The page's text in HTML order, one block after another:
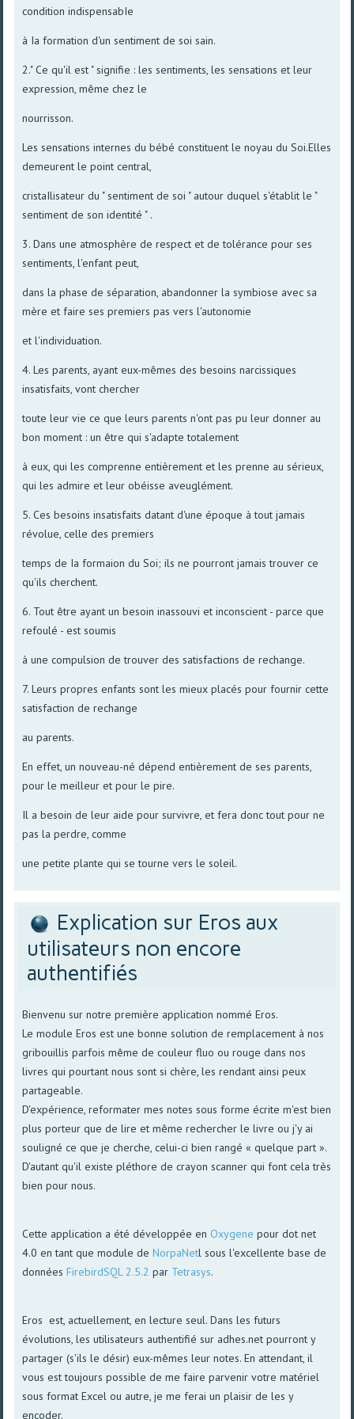
condition indispensabIe
à Ia formation d'un sentiment de soi sain.
2." Ce qu'il est " signifie : les sentiments, les sensations et leur
expression, même chez le
nourrisson.
Les sensations internes du bébé constituent le noyau du Soi.Elles
demeurent le point central,
cristaIlisateur du " sentiment de soi " autour duquel s'établit le "
sentiment de son identité " .
3. Dans une atmosphère de respect et de tolérance pour ses
sentiments, l'enfant peut,
dans la phase de séparation, abandonner la symbiose avec sa
mère et faire ses premiers pas vers l'autonomie
et l'individuation.
4. Les parents, ayant eux-mêmes des besoins narcissiques
insatisfaits, vont chercher
toute leur vie ce que leurs parents n'ont pas pu leur donner au
bon moment : un être qui s'adapte totalement
à eux, qui les comprenne entièrement et les prenne au sérieux,
qui les admire et leur obéisse aveuglément.
5. Ces besoins insatisfaits datant d'une époque à tout jamais
révolue, celle des premiers
temps de Ia formaion du Soi; ils ne pourront jamais trouver ce
qu'ils cherchent.
6. Tout être ayant un besoin inassouvi et inconscient - parce que
refoulé - est soumis
à une compulsion de trouver des satisfactions de rechange.
7. Leurs propres enfants sont les mieux placés pour fournir cette
satisfaction de rechange
au parents.
En effet, un nouveau-né dépend entièrement de ses parents,
pour le meilleur et pour le pire.
Il a besoin de leur aide pour survivre, et fera donc tout pour ne
pas la perdre, comme
une petite plante qui se tourne vers le soleil.
Explication sur Eros aux
utilisateurs non encore
authentifiés
Bienvenu sur notre première application nommé Eros.
Le module Eros est une bonne solution de remplacement à nos
gribouillis parfois même de couleur fluo ou rouge dans nos
livres qui pourtant nous sont si chère, les rendant ainsi peux
partageable.
D'expérience, reformater mes notes sous forme écrite m'est bien
plus porteur que de lire et même rechercher le livre ou j'y ai
souligné ce que je cherche, celui-ci bien rangé « quelque part ».
D'autant qu'il existe pléthore de crayon scanner qui font cela très
bien pour nous.
Cette application a été développée en Oxygene pour dot net
4.0 en tant que module deNorpaNetl sous l'excellente base de
donnéesFirebirdSQL 2.5.2 par Tetrasys.
Eros est, actuellement, en lecture seul. Dans les futurs
évolutions, les utilisateurs authentifié sur adhes.net pourront y
partager (s'ils le désir) eux-mêmes leur notes. En attendant, il
vous est toujours possible de me faire parvenir votre matériel
sous format Excel ou autre, je me ferai un plaisir de les y
encoder.